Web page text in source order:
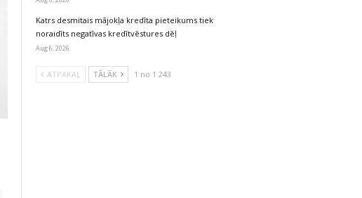
Katrs desmitais mājokļa kredīta pieteikums tiek
noraidīts negatīvas kredītvēstures dēļ
Aug 6, 2026
ATPAKAĻ TĀLĀK 1 no 1 243